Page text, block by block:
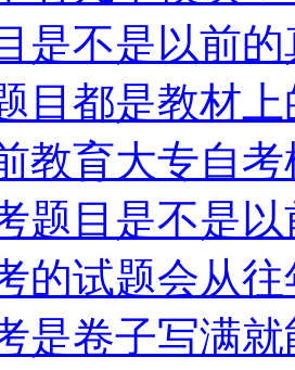
是不是以前
目都是教材
教育大专自
题目是不是
的试题会从
是卷子写满